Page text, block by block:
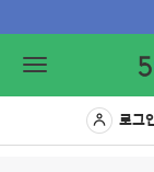
Toggle
로그